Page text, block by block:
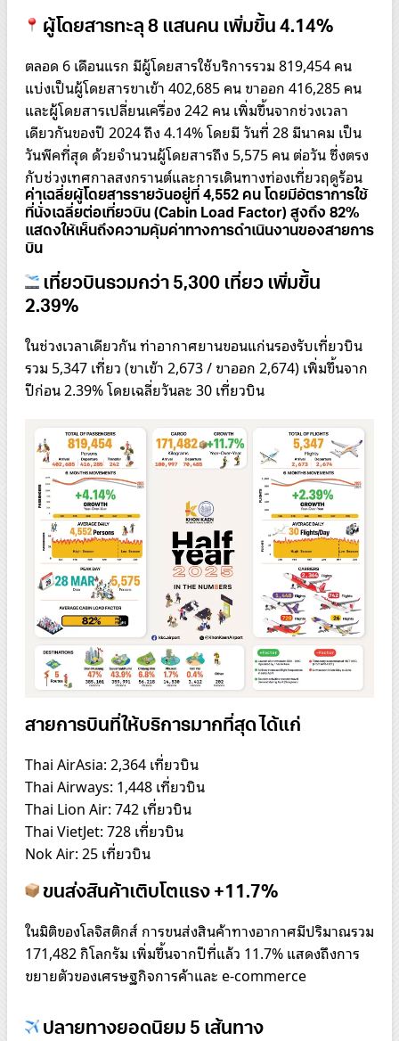
ผู้โดยสารทะลุ 8 แสนคน เพิ่มขึ้น 4.14%
ตลอด 6 เดือนแรก มีผู้โดยสารใช้บริการรวม 819,454 คน
แบ่งเป็นผู้โดยสารขาเข้า 402,685 คน ขาออก 416,285 คน
และผู้โดยสารเปลี่ยนเครื่อง 242 คน เพิ่มขึ้นจากช่วงเวลา
เดียวกันของปี 2024 ถึง 4.14% โดยมี วันที่ 28 มีนาคม เป็น
วันพีคที่สุด ด้วยจำนวนผู้โดยสารถึง 5,575 คน ต่อวัน ซึ่งตรง
กับช่วงเทศกาลสงกรานต์และการเดินทางท่องเที่ยวฤดูร้อน
ค่าเฉลี่ยผู้โดยสารรายวันอยู่ที่ 4,552 คน โดยมีอัตราการใช้
ที่นั่งเฉลี่ยต่อเที่ยวบิน (Cabin Load Factor) สูงถึง 82%
แสดงให้เห็นถึงความคุ้มค่าทางการดำเนินงานของสายการ
บิน
เที่ยวบินรวมกว่า 5,300 เที่ยว เพิ่มขึ้น
2.39%
ในช่วงเวลาเดียวกัน ท่าอากาศยานขอนแก่นรองรับเที่ยวบิน
รวม 5,347 เที่ยว (ขาเข้า 2,673 / ขาออก 2,674) เพิ่มขึ้นจาก
ปีก่อน 2.39% โดยเฉลี่ยวันละ 30 เที่ยวบิน
สายการบินที่ให้บริการมากที่สุด ได้แก่
Thai AirAsia: 2,364 เที่ยวบิน
Thai Airways: 1,448 เที่ยวบิน
Thai Lion Air: 742 เที่ยวบิน
Thai VietJet: 728 เที่ยวบิน
Nok Air: 25 เที่ยวบิน
ขนส่งสินค้าเติบโตแรง +11.7%
ในมิติของโลจิสติกส์ การขนส่งสินค้าทางอากาศมีปริมาณรวม
171,482 กิโลกรัม เพิ่มขึ้นจากปีที่แล้ว 11.7% แสดงถึงการ
ขยายตัวของเศรษฐกิจการค้าและ e-commerce
ปลายทางยอดนิยม 5 เส้นทาง